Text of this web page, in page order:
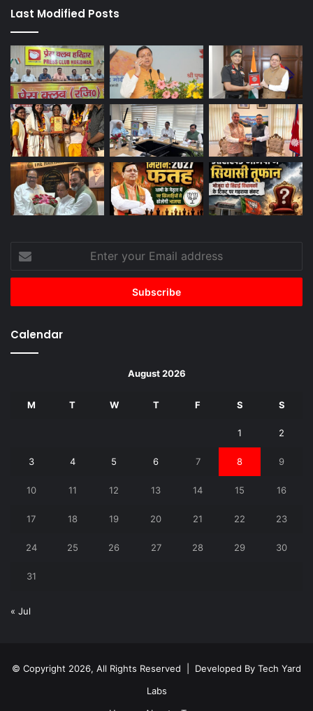
Last Modified Posts
your
Email
Calendar
August 2026
M T W T F S S
1 2
3 4 5 6 7 8 9
10 11 12 13 14 15 16
17 18 19 20 21 22 23
24 25 26 27 28 29 30
31
« Jul
© Copyright 2026, All Rights Reserved | Developed By Tech Yard
Labs